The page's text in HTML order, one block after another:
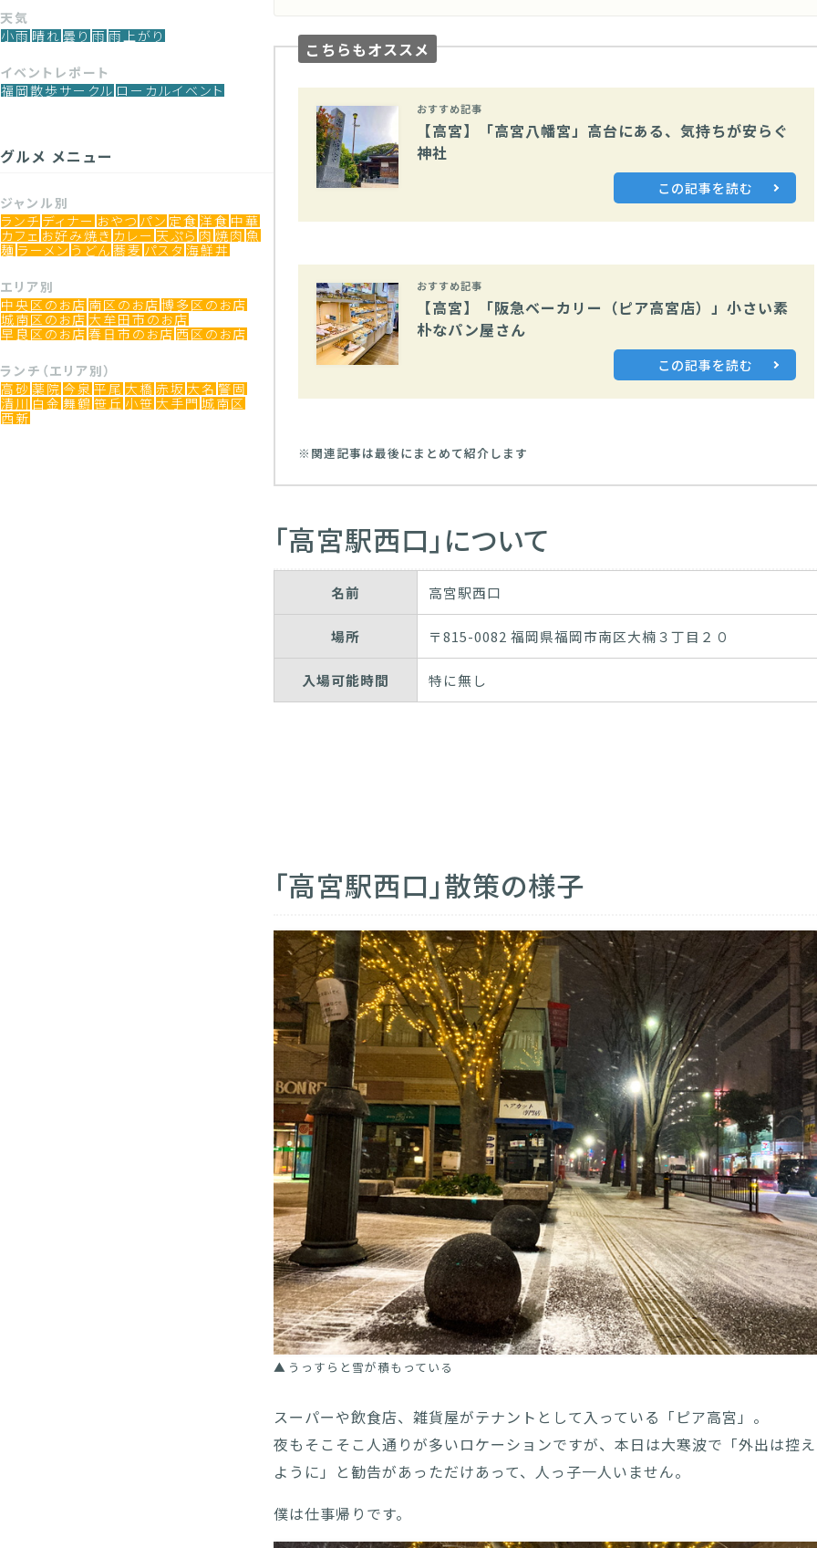
こちらもオススメ
おすすめ記事
【高宮】「高宮八幡宮」高台にある、気持ちが安らぐ
神社
この記事を読む
おすすめ記事
【高宮】「阪急ベーカリー（ピア高宮店）」小さい素
朴なパン屋さん
この記事を読む
※関連記事は最後にまとめて紹介します
「高宮駅西口」について
名前 高宮駅西口
場所 〒815-0082 福岡県福岡市南区大楠３丁目２０
入場可能時間 特に無し
「高宮駅西口」散策の様子
うっすらと雪が積もっている
スーパーや飲食店、雑貨屋がテナントとして入っている「ピア高宮」。
夜もそこそこ人通りが多いロケーションですが、本日は大寒波で「外出は控
ように」と勧告があっただけあって、人っ子一人いません。
僕は仕事帰りです。
天気
小雨 晴れ 曇り 雨 雨上がり
イベントレポート
福岡散歩サークル ローカルイベント
グルメ メニュー
ジャンル別
ランチ ディナー おやつ パン 定食 洋食 中華
カフェ お好み焼き カレー 天ぷら 肉 焼肉 魚
麺 ラーメン うどん 蕎麦 パスタ 海鮮丼
エリア別
中央区のお店 南区のお店 博多区のお店
城南区のお店 大牟田市のお店
早良区のお店 春日市のお店 西区のお店
ランチ（エリア別）
高砂 薬院 今泉 平尾 大橋 赤坂 大名 警固
清川 白金 舞鶴 笹丘 小笹 大手門 城南区
西新